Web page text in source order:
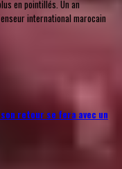
en pointillés. Un an
international marocain
retour se fera avec un